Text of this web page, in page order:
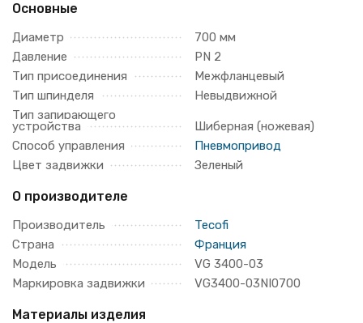
Основные
Диаметр
700 мм
Давление
PN 2
Тип присоединения
Межфланцевый
Тип шпинделя
Невыдвижной
Тип запирающего
устройства
Шиберная (ножевая)
Способ управления
Пневмопривод
Цвет задвижки
Зеленый
О производителе
Производитель
Tecofi
Страна
Франция
Модель
VG 3400-03
Маркировка задвижки
VG3400-03NI0700
Материалы изделия